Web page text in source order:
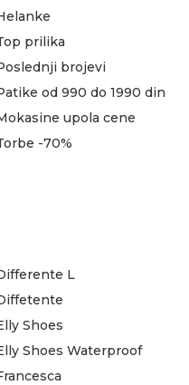
prilika
brojevi
od 990 do 1990 din
upola cene
-70%
L
Shoes
Shoes Waterproof